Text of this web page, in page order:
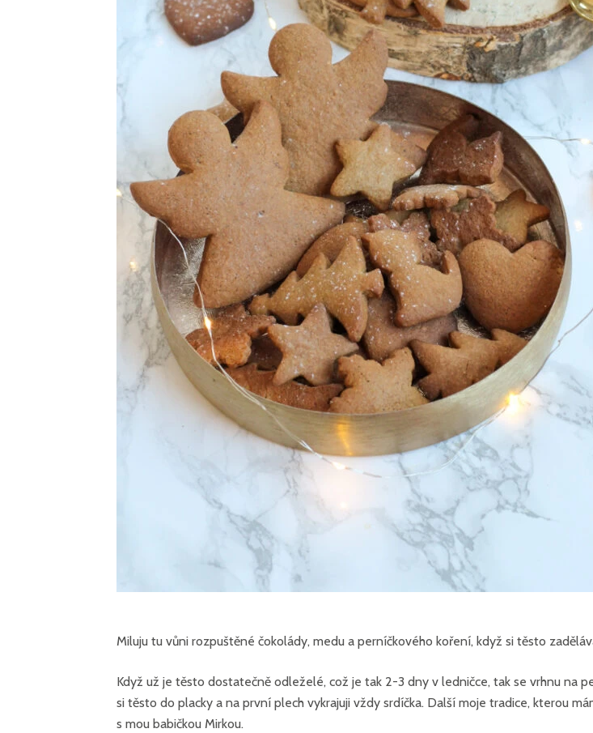
Miluju tu vůni rozpuštěné čokolády, medu a perníčkového koření, když si těsto
Když už je těsto dostatečně odleželé, což je tak 2-3 dny v ledničce, tak se vrhnu na
si těsto do placky a na první plech vykrajuji vždy srdíčka. Další moje tradice, kterou
s mou babičkou Mirkou.